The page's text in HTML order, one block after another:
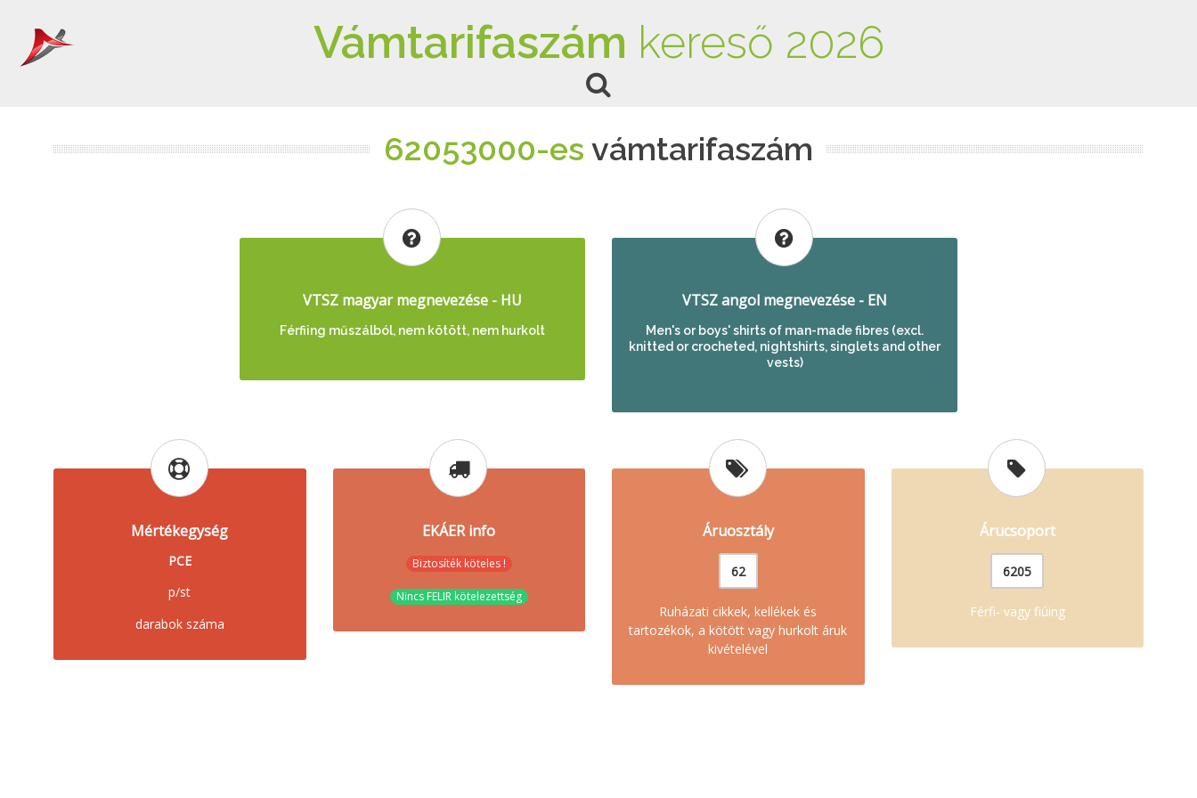
Vámtarifaszám kereső 2026
62053000-es vámtarifaszám
VTSZ magyar megnevezése - HU
Férfiing műszálból, nem kötött, nem hurkolt
VTSZ angol megnevezése - EN
Men's or boys' shirts of man-made fibres (excl.
knitted or crocheted, nightshirts, singlets and other
vests)
Mértékegység
PCE
p/st
darabok száma
EKÁER info
Biztosíték köteles !
Nincs FELIR kötelezettség
Áruosztály
62
Ruházati cikkek, kellékek és
tartozékok, a kötött vagy hurkolt áruk
kivételével
Árucsoport
6205
Férfi- vagy fiúing